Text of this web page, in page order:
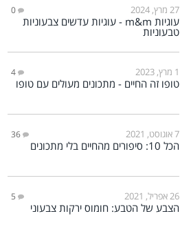
27 מרץ, 2024 0
עוגיות m&m - עוגיות עדשים צבעוניות
טבעוניות
1 מרץ, 2023 4
טופו זה החיים - מתכונים מעולים עם טופו
7 אוגוסט, 2021 36
הכל 10: סיפורים מהחיים בלי מתכונים
26 אפריל, 2021 5
הצבע של הטבע: חומוס ירקות צבעוני